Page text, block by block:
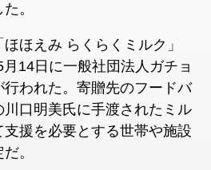
。
ほえみ らくらくミルク」
月14日に一般社団法人ガチョ
行われた。寄贈先のフードバ
口明美氏に手渡されたミル
援を必要とする世帯や施設
。